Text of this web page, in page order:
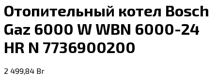
Отопительный котел Bosch
Gaz 6000 W WBN 6000-24
HR N 7736900200
2 499,84 Br